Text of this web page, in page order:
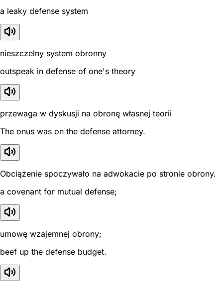
a leaky defense system
nieszczelny system obronny
outspeak in defense of one's theory
przewaga w dyskusji na obronę własnej teorii
The onus was on the defense attorney.
Obciążenie spoczywało na adwokacie po stronie obrony.
a covenant for mutual defense;
umowę wzajemnej obrony;
beef up the defense budget.